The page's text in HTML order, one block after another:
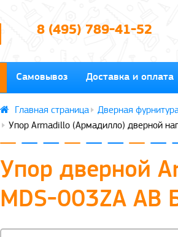
8 (495) 789-41-52
Самовывоз Доставка и оплата
Дверная
Упор Armadillo (Армадилло) дверной
Упор дверной
MDS-003ZA AB